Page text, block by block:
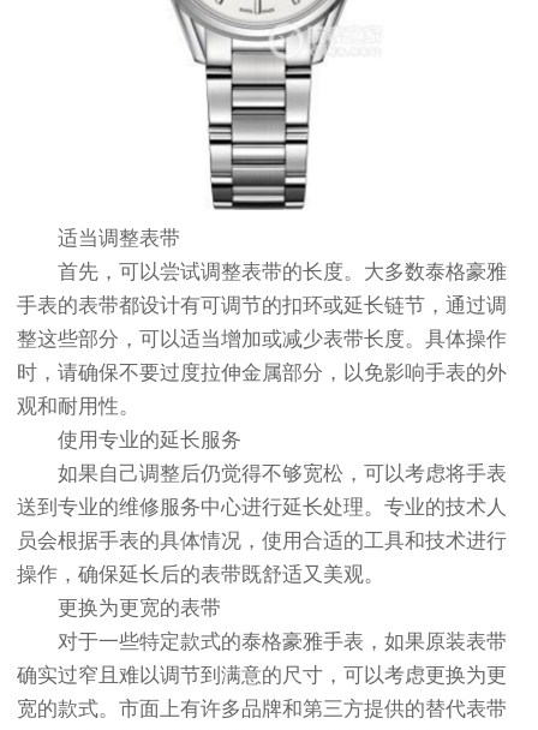
适当调整表带
首先，可以尝试调整表带的长度。大多数泰格豪雅
手表的表带都设计有可调节的扣环或延长链节，通过调
整这些部分，可以适当增加或减少表带长度。具体操作
时，请确保不要过度拉伸金属部分，以免影响手表的外
观和耐用性。
使用专业的延长服务
如果自己调整后仍觉得不够宽松，可以考虑将手表
送到专业的维修服务中心进行延长处理。专业的技术人
员会根据手表的具体情况，使用合适的工具和技术进行
操作，确保延长后的表带既舒适又美观。
更换为更宽的表带
对于一些特定款式的泰格豪雅手表，如果原装表带
确实过窄且难以调节到满意的尺寸，可以考虑更换为更
宽的款式。市面上有许多品牌和第三方提供的替代表带